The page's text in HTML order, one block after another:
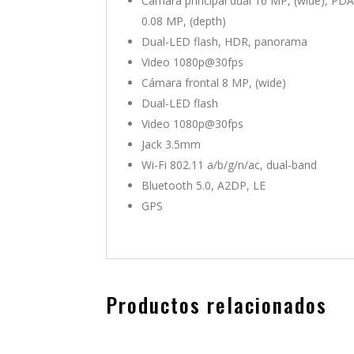
0.08 MP, (depth)
Dual-LED flash, HDR, panorama
Video 1080p@30fps
Cámara frontal 8 MP, (wide)
Dual-LED flash
Video 1080p@30fps
Jack 3.5mm
Wi-Fi 802.11 a/b/g/n/ac, dual-band
Bluetooth 5.0, A2DP, LE
GPS
Productos relacionados